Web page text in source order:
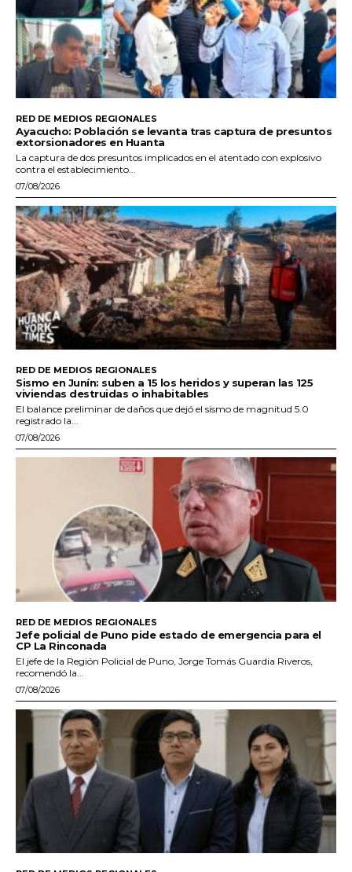
RED DE MEDIOS REGIONALES
Ayacucho: Población se levanta tras captura de presuntos
extorsionadores en Huanta
La captura de dos presuntos implicados en el atentado con explosivo
contra el establecimiento...
07/08/2026
RED DE MEDIOS REGIONALES
Sismo en Junín: suben a 15 los heridos y superan las 125
viviendas destruidas o inhabitables
El balance preliminar de daños que dejó el sismo de magnitud 5.0
registrado la...
07/08/2026
RED DE MEDIOS REGIONALES
Jefe policial de Puno pide estado de emergencia para el
CP La Rinconada
El jefe de la Región Policial de Puno, Jorge Tomás Guardia Riveros,
recomendó la...
07/08/2026